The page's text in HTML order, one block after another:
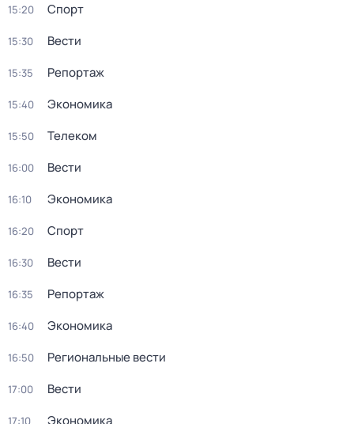
15:20 Спорт
15:30 Вести
15:35 Репортаж
15:40 Экономика
15:50 Телеком
16:00 Вести
16:10 Экономика
16:20 Спорт
16:30 Вести
16:35 Репортаж
16:40 Экономика
16:50 Региональные вести
17:00 Вести
17:10 Экономика